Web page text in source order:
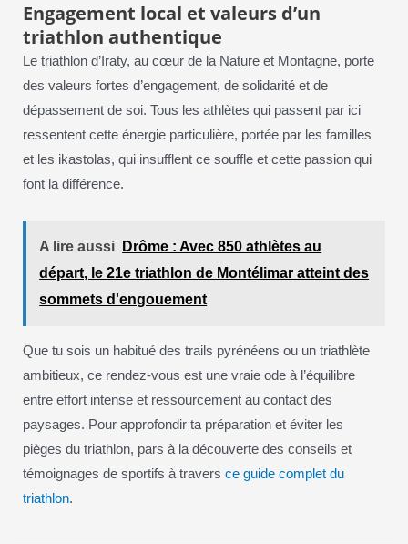
Engagement local et valeurs d’un
triathlon authentique
Le triathlon d’Iraty, au cœur de la Nature et Montagne, porte
des valeurs fortes d’engagement, de solidarité et de
dépassement de soi. Tous les athlètes qui passent par ici
ressentent cette énergie particulière, portée par les familles
et les ikastolas, qui insufflent ce souffle et cette passion qui
font la différence.
A lire aussi
Drôme : Avec 850 athlètes au
départ, le 21e triathlon de Montélimar atteint des
sommets d'engouement
Que tu sois un habitué des trails pyrénéens ou un triathlète
ambitieux, ce rendez-vous est une vraie ode à l’équilibre
entre effort intense et ressourcement au contact des
paysages. Pour approfondir ta préparation et éviter les
pièges du triathlon, pars à la découverte des conseils et
témoignages de sportifs à travers ce guide complet du
triathlon.